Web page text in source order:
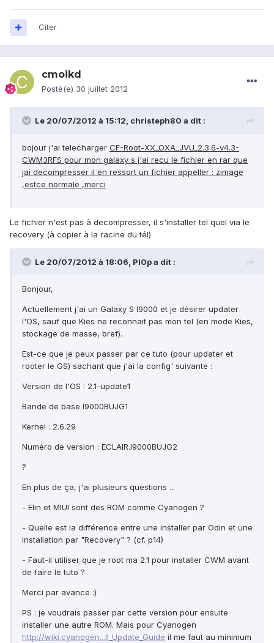
Citer
cmoikd
Posté(e) 30 juillet 2012
Le 20/07/2012 à 15:12, christeph80 a dit :
bojour j'ai telecharger CF-Root-XX_OXA_JVU_2.3.6-v4.3-
CWM3RFS pour mon galaxy s j'ai recu le fichier en rar que
jai decompresser il en ressort un fichier appeller : zimage
,estce normale ,merci
Le fichier n'est pas à decompresser, il s'installer tel quel via le
recovery (à copier à la racine du tél)
Le 20/07/2012 à 18:06, Pl0p a dit :
Bonjour,
Actuellement j'ai un Galaxy S I9000 et je désirer updater
l'OS, sauf que Kies ne reconnait pas mon tel (en mode Kies,
stockage de masse, bref).
Est-ce que je peux passer par ce tuto (pour updater et
rooter le GS) sachant que j'ai la config' suivante :
Version de l'OS : 2.1-update1
Bande de base I9000BUJG1
Kernel : 2.6.29
Numéro de version : ECLAIR.I9000BUJG2
?
En plus de ça, j'ai plusieurs questions ...
- Elin et MIUI sont des ROM comme Cyanogen ?
- Quelle est la différence entre une installer par Odin et une
installation par "Recovery" ? (cf. p14)
- Faut-il utiliser que je root ma 2.1 pour installer CWM avant
de faire le tuto ?
Merci par avance :)
PS : je voudrais passer par cette version pour ensuite
installer une autre ROM. Mais pour Cyanogen
http://wiki.cyanogen...ll_Update_Guide il me faut au minimum